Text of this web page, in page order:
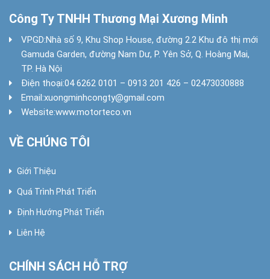
Công Ty TNHH Thương Mại Xương Minh
VPGD:Nhà số 9, Khu Shop House, đường 2.2 Khu đô thị mới
Gamuda Garden, đường Nam Dư, P. Yên Sở, Q. Hoàng Mai,
TP. Hà Nội
Điện thoại:04 6262 0101 – 0913 201 426 – 02473030888
Email:xuongminhcongty@gmail.com
Website:www.motorteco.vn
VỀ CHÚNG TÔI
Giới Thiệu
Quá Trình Phát Triển
Định Hướng Phát Triển
Liên Hệ
CHÍNH SÁCH HỖ TRỢ